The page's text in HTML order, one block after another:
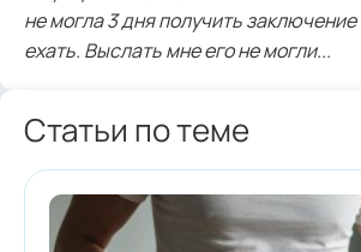
не могла 3 дня получить
ехать. Выслать мне его не могли...
Статьи по теме